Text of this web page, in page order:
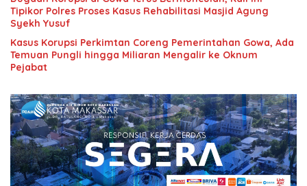
Tipikor Polres Proses Kasus Rehabilitasi Masjid Agung
Syekh Yusuf
Kasus Korupsi Perkimtan Coreng Pemerintahan Gowa, Ada
Temuan Pungli hingga Miliaran Mengalir ke Oknum
Pejabat